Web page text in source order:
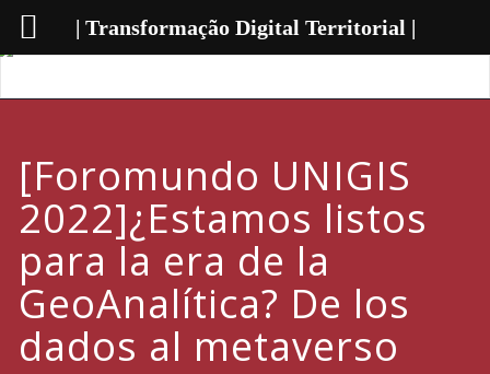
[Foromundo UNIGIS
2022]¿Estamos listos
para la era de la
GeoAnalítica? De los
dados al metaverso
| Transformação Digital Territorial |